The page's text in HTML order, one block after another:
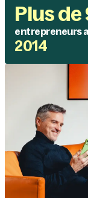
Plus
entrepreneurs
2014